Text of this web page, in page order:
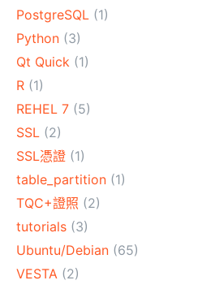
PostgreSQL (1)
Python (3)
Qt Quick (1)
R (1)
REHEL 7 (5)
SSL (2)
SSL憑證 (1)
table_partition (1)
TQC+證照 (2)
tutorials (3)
Ubuntu/Debian (65)
VESTA (2)